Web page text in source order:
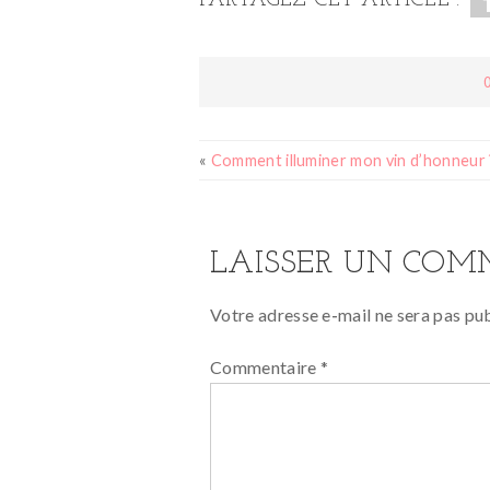
« Comment illuminer mon vin d’honneur
LAISSER UN
Votre adresse e-mail ne sera pas
Commentaire *